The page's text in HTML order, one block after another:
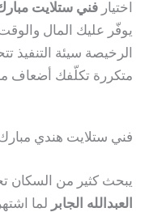
اختيار فني ستلايت مبارك
يوفّر عليك المال
الرخيصة سيئة
متكررة تكلّفك أضعاف
فني ستلايت هندي مبارك
يبحث كثير من السكان
العبدالله الجابر لما